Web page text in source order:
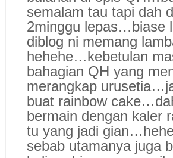
semalam tau tapi dah
2minggu lepas…biase
diblog ni memang
hehehe…kebetulan
bahagian QH yang
merangkap
buat rainbow
bermain dengan kaler
tu yang jadi
sebab utamanya juga